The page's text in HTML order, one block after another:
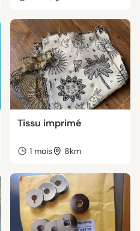
Tissu imprimé
1 mois 8km